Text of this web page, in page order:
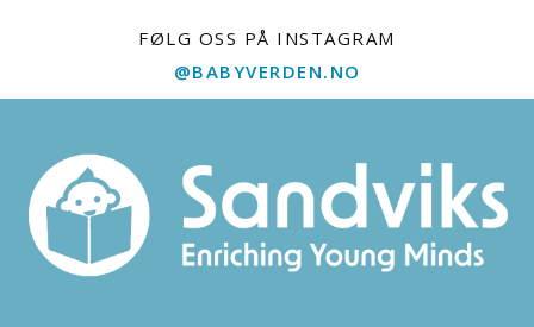
FØLG OSS PÅ INSTAGRAM
@BABYVERDEN.NO